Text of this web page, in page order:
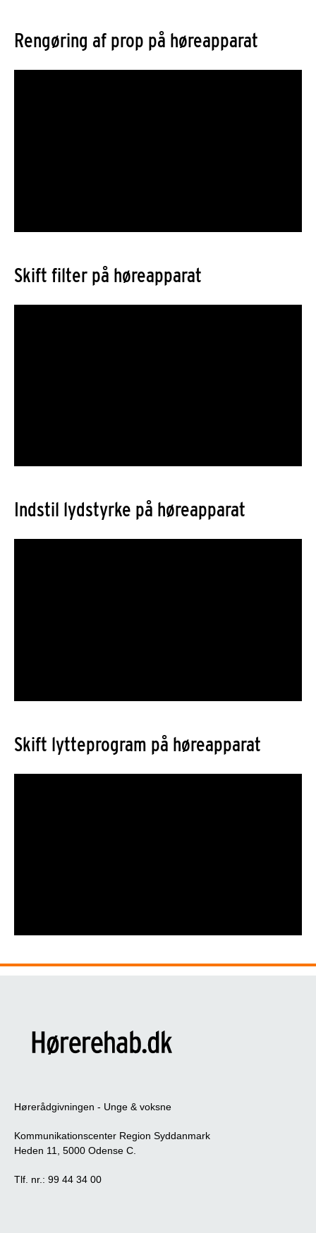
Rengøring af prop på høreapparat
Skift filter på høreapparat
Indstil lydstyrke på høreapparat
Skift lytteprogram på høreapparat
Hørerådgivningen - Unge & voksne
Kommunikationscenter Region Syddanmark
Heden 11, 5000 Odense C.
Tlf. nr.: 99 44 34 00